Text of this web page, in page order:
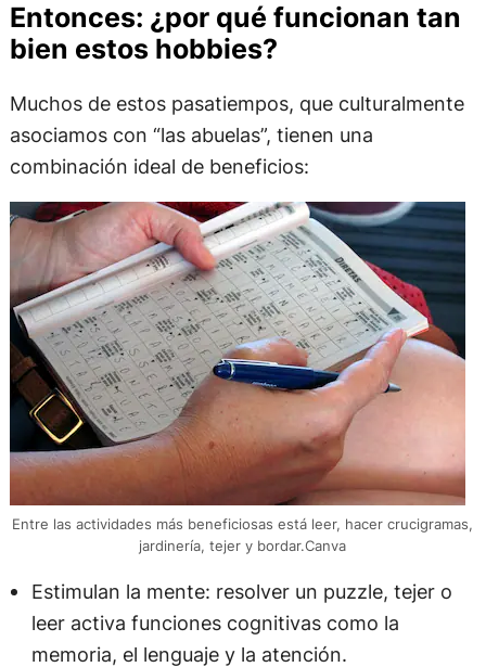
Entonces: ¿por qué funcionan tan
bien estos hobbies?
Muchos de estos pasatiempos, que culturalmente
asociamos con “las abuelas”, tienen una
combinación ideal de beneficios:
Entre las actividades más beneficiosas está leer, hacer crucigramas,
jardinería, tejer y bordar.Canva
Estimulan la mente: resolver un puzzle, tejer o
leer activa funciones cognitivas como la
memoria, el lenguaje y la atención.